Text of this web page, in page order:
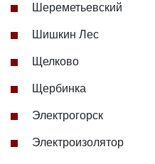
Шереметьевский
Шишкин Лес
Щелково
Щербинка
Электрогорск
Электроизолятор